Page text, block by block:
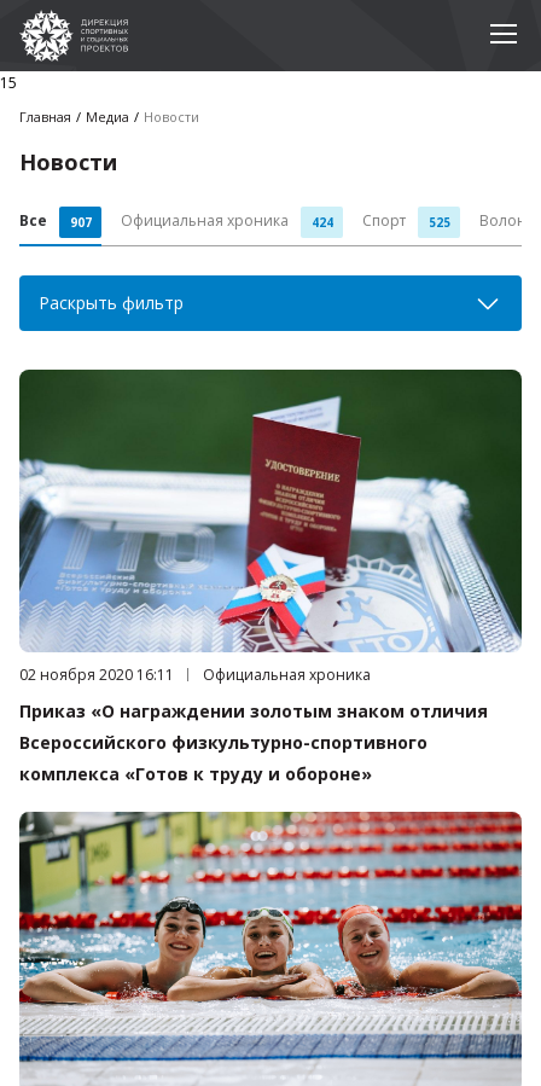
15
Главная Медиа Новости
Новости
Все 907 Официальная хроника 424 Спорт 525
Раскрыть фильтр
Дата публикации:
02 ноября 2020 16:11 Категория:
Официальная хроника
Приказ «О награждении золотым знаком отличия
Всероссийского физкультурно-спортивного
комплекса «Готов к труду и обороне»